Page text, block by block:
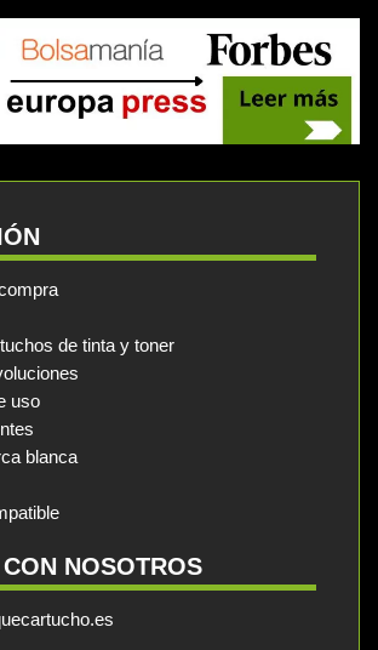
de tinta y toner
uso
blanca
NOSOTROS